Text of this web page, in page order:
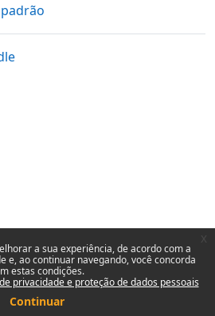
a sua experiência, de acordo com a
e, ao continuar navegando, você concorda
estas condições.
privacidade e proteção de dados pessoais
Continuar